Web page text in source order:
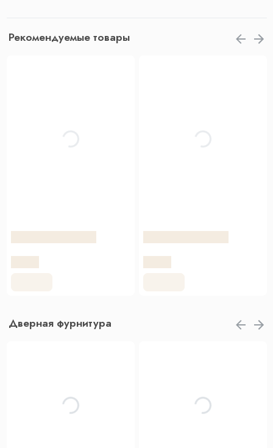
Рекомендуемые товары
Дверная фурнитура